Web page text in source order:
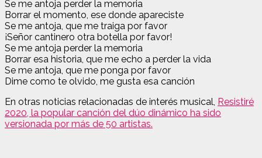
Se me antoja perder la memoria
Borrar el momento, ese donde apareciste
Se me antoja, que me traiga por favor
¡Señor cantinero otra botella por favor!
Se me antoja perder la memoria
Borrar esa historia, que me echo a perder la vida
Se me antoja, que me ponga por favor
Dime como te olvido, me gusta esa canción
En otras noticias relacionadas de interés musical, Resistiré
2020, la popular canción del dúo dinámico ha sido
versionada por más de 50 artistas.